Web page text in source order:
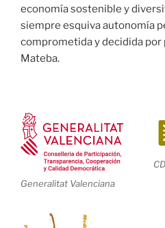
economía sostenible y
siempre esquiva autonomía
comprometida y decidida
Mateba.
Generalitat Valenciana